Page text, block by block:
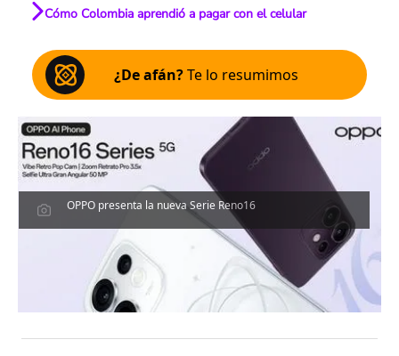
Cómo Colombia aprendió a pagar con el celular
¿De afán?Te lo resumimos
OPPO presenta la nueva Serie Reno16